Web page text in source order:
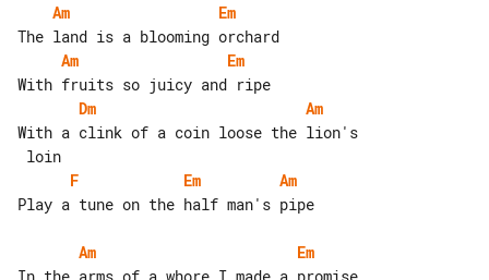
Am
Em
Am
Em
Dm
Am
With a clink of a coin loose the lion's
F
Em
Am
Play a tune on the half man's pipe
Am
Em